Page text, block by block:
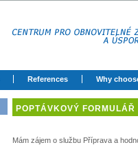
References Why
POPTÁVKOVÝ FORMULÁŘ
Mám zájem o službu Příprava a